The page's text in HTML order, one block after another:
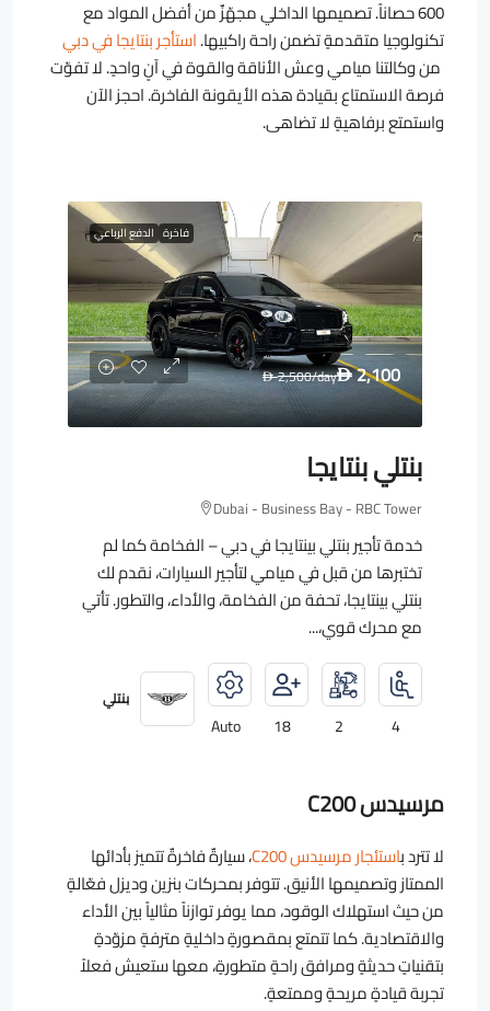
600 حصاناً. تصميمها الداخلي مجهّزٌ من أفضل المواد مع
تكنولوجيا متقدمةٍ تضمن راحة راكبيها.استأجر بنتايجا في دبي
من وكالتنا ميامي وعش الأناقة والقوة في آنٍ واحدٍ. لا تفوّت
فرصة الاستمتاع بقيادة هذه الأيقونة الفاخرة. احجز الآن
واستمتع برفاهيةٍ لا تضاهى.
فاخرة الدفع الرباعي
D2,100
D2,500/day
بنتلي بنتايجا
Dubai - Business Bay - RBC Tower
خدمة تأجير بنتلي بينتايجا في دبي – الفخامة كما لم
تختبرها من قبل في ميامي لتأجير السيارات، نقدم لك
بنتلي بينتايجا، تحفة من الفخامة، والأداء، والتطور. تأتي
مع محرك قوي،...
4
2
18
Auto
بنتلي
مرسيدس C200
لا تترد باستئجار مرسيدس C200
، سيارةٌ فاخرةٌ تتميز بأدائها
الممتاز وتصميمها الأنيق. تتوفر بمحركات بنزين وديزل فعّالةٍ
من حيث استهلاك الوقود، مما يوفر توازناً مثالياً بين الأداء
والاقتصادية. كما تتمتع بمقصورةٍ داخليةٍ مترفةٍ مزوّدةٍ
بتقنياتٍ حديثةٍ ومرافق راحةٍ متطورةٍ، معها ستعيش فعلاً
تجربة قيادةٍ مريحةٍ وممتعةٍ.